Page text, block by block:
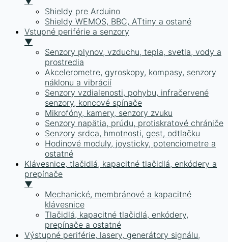
Shieldy pre Arduino
Shieldy WEMOS, BBC, ATtiny a ostané
Vstupné periférie a senzory
▼
Senzory plynov, vzduchu, tepla, svetla, vody a
prostredia
Akcelerometre, gyroskopy, kompasy, senzory
náklonu a vibrácií
Senzory vzdialenosti, pohybu, infračervené
senzory, koncové spínače
Mikrofóny, kamery, senzory zvuku
Senzory napätia, prúdu, protiskratové chrániče
Senzory srdca, hmotnosti, gest, odtlačku
Hodinové moduly, joysticky, potenciometre a
ostatné
Klávesnice, tlačidlá, kapacitné tlačidlá, enkódery a
prepínače
▼
Mechanické, membránové a kapacitné
klávesnice
Tlačidlá, kapacitné tlačidlá, enkódery,
prepínače a ostatné
Výstupné periférie, lasery, generátory signálu,